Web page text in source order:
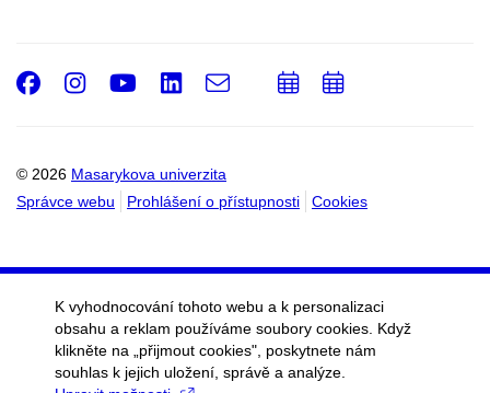
© 2026 Masarykova univerzita
Správce webu
Prohlášení o přístupnosti Cookies
Facebook
Instagram
Youtube
LinkedIn
e-
Email
PřidatPřidat
K vyhodnocování tohoto webu a k personalizaci
obsahu a reklam používáme soubory cookies. Když
klikněte na „přijmout cookies", poskytnete nám
souhlas k jejich uložení, správě a analýze.